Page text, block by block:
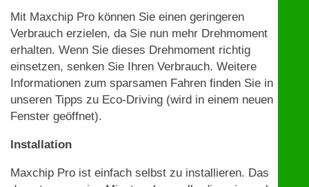
Mit Maxchip Pro können Sie einen geringeren
Verbrauch erzielen, da Sie nun mehr Drehmoment
erhalten. Wenn Sie dieses Drehmoment richtig
einsetzen, senken Sie Ihren Verbrauch. Weitere
Informationen zum sparsamen Fahren finden Sie in
unseren Tipps zu Eco-Driving (wird in einem neuen
Fenster geöffnet).
Installation
Maxchip Pro ist einfach selbst zu installieren. Das